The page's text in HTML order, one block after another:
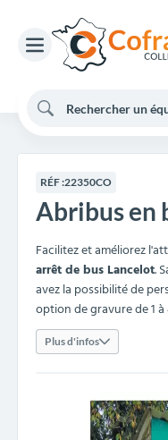
RÉF :22350CO
Abribus en
Facilitez et améliorez
arrêt de bus Lancelot.
avez la possibilité de
option de gravure de 1
Plus d'infos